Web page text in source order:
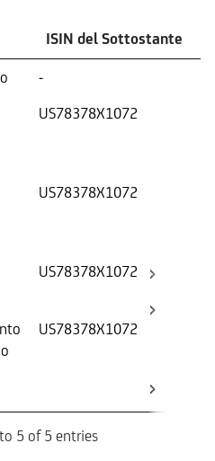
ISIN del Sottostante
-
US78378X1072
US78378X1072
US78378X1072
US78378X1072
5 of 5 entries